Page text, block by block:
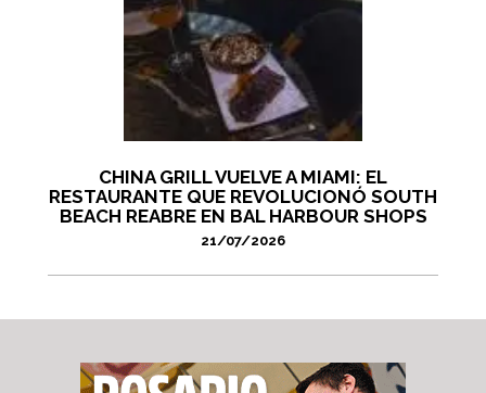
CHINA GRILL VUELVE A MIAMI: EL
RESTAURANTE QUE REVOLUCIONÓ SOUTH
BEACH REABRE EN BAL HARBOUR SHOPS
21/07/2026